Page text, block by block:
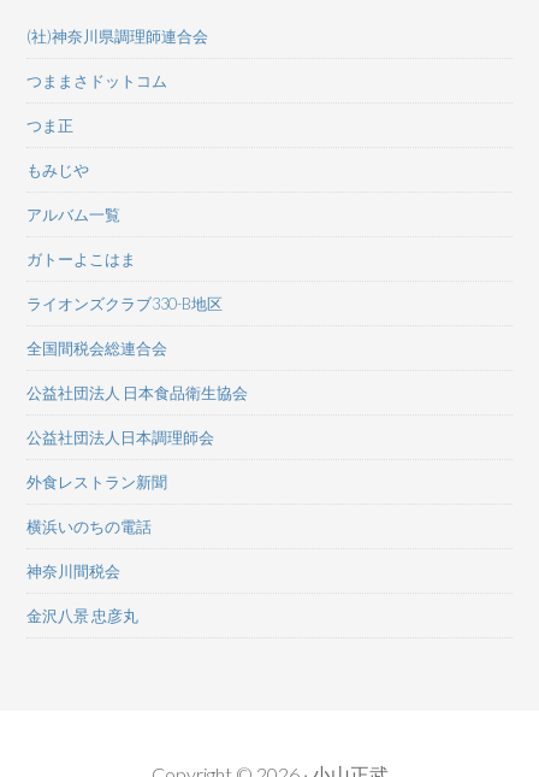
(社)神奈川県調理師連合会
つままさドットコム
つま正
もみじや
アルバム一覧
ガトーよこはま
ライオンズクラブ330-B地区
全国間税会総連合会
公益社団法人 日本食品衛生協会
公益社団法人日本調理師会
外食レストラン新聞
横浜いのちの電話
神奈川間税会
金沢八景 忠彦丸